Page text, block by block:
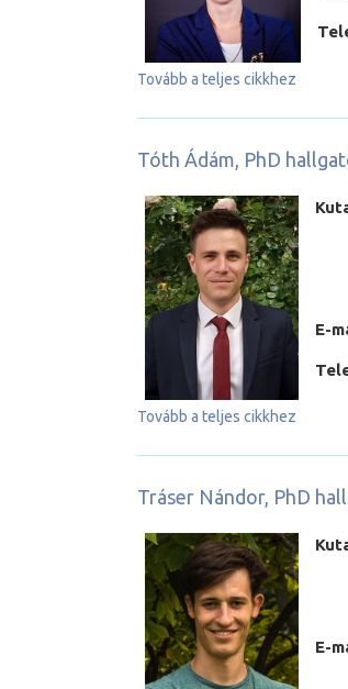
Tovább a teljes cikkhez
Tóth Ádám, PhD
E-
Tovább a teljes cikkhez
Tráser Nándor, PhD
E-